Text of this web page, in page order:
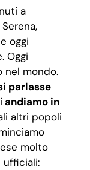
a
oggi
Oggi
nel mondo.
parlasse
andiamo in
altri popoli
molto
ufficiali: